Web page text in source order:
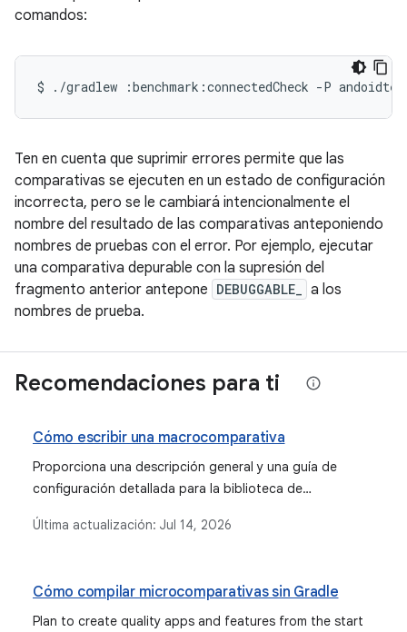
comandos:
$ ./gradlew :benchmark:connectedCheck -P
Ten en cuenta que suprimir errores permite que las
comparativas se ejecuten en un estado de configuración
incorrecta, pero se le cambiará intencionalmente el
nombre del resultado de las comparativas anteponiendo
nombres de pruebas con el error. Por ejemplo, ejecutar
una comparativa depurable con la supresión del
fragmento anterior antepone DEBUGGABLE_
a los
nombres de prueba.
Recomendaciones para ti
Cómo escribir una macrocomparativa
Proporciona una descripción general y una guía de
configuración detallada para la biblioteca de
de aplicaciones más grandes, como el inicio de la app y
Última actualización: Jul 14, 2026
Cómo compilar microcomparativas sin Gradle
Plan to create quality apps and features from the start